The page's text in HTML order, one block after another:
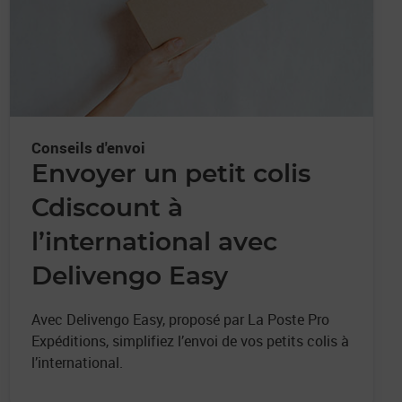
Conseils d'envoi
Envoyer un petit colis
Cdiscount à
l’international avec
Delivengo Easy
Avec Delivengo Easy, proposé par La Poste Pro
Expéditions, simplifiez l’envoi de vos petits colis à
l’international.